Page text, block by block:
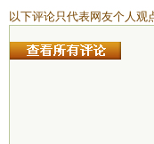
以下评论只代表网友个人观